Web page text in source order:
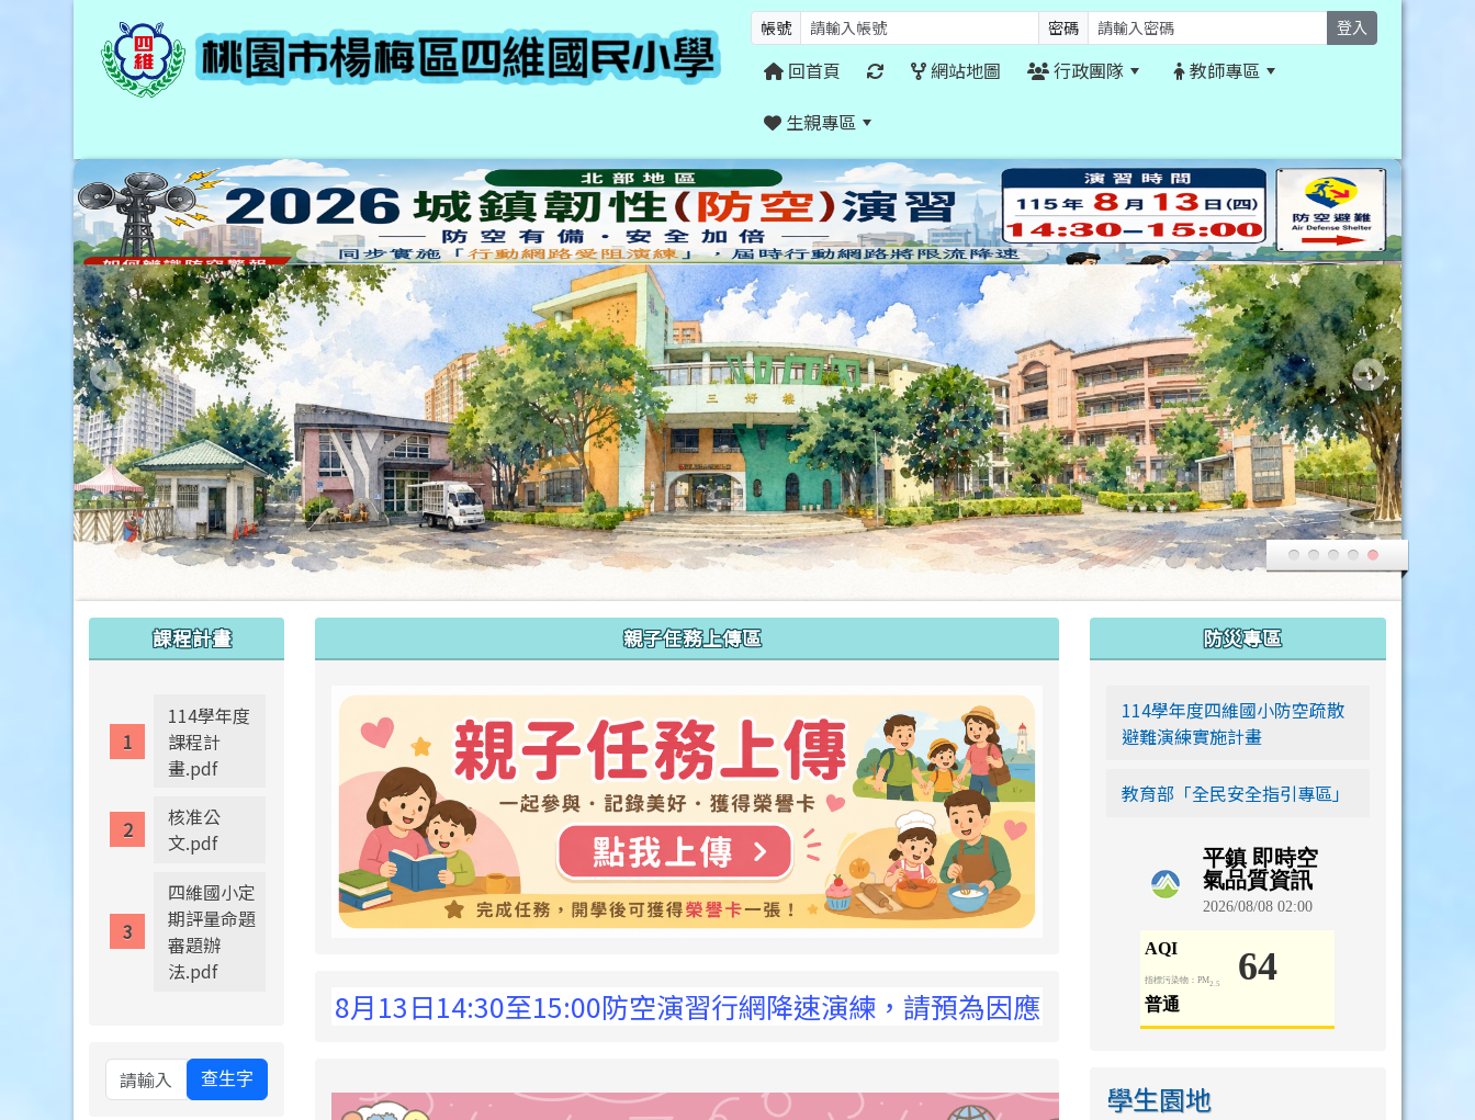
帳號 密碼 登入
回首頁 網站地圖 行政團隊
教師專區
生親專區
親子任務上傳區
link to https://siwei-family.work-
8月13日14:30至15:00防空演習行網降速演練，請預為因應，詳洽NCC官網
課程計畫
114學年度
課程計
畫.pdf
核准公
文.pdf
四維國小定
期評量命題
審題辦
法.pdf
查生字
防災專區
114學年度四維國小防空疏散
避難演練實施計畫
教育部「全民安全指引專區」
學生園地